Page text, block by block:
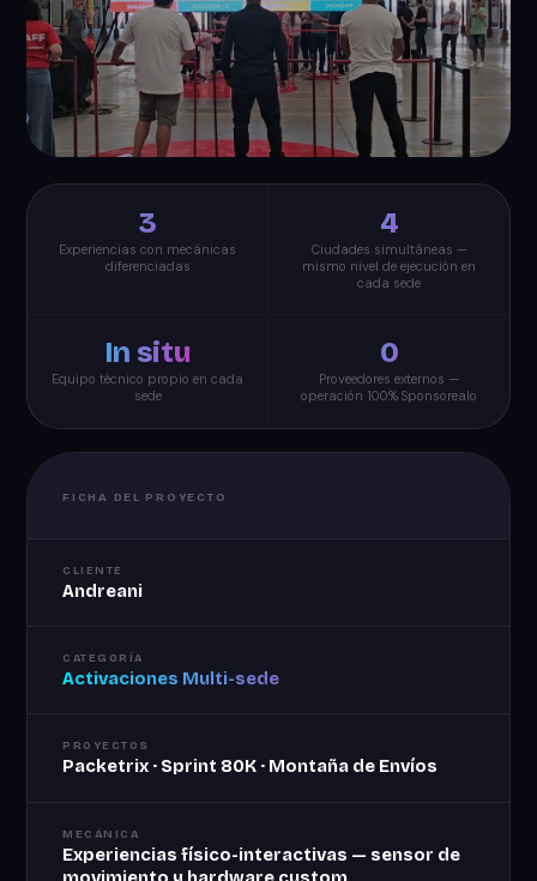
3
Experiencias con mecánicas
diferenciadas
4
Ciudades simultáneas —
mismo nivel de ejecución en
cada sede
In situ
Equipo técnico propio en cada
sede
0
Proveedores externos —
operación 100% Sponsorealo
FICHA DEL PROYECTO
CLIENTE
Andreani
CATEGORÍA
Activaciones Multi-sede
PROYECTOS
Packetrix · Sprint 80K · Montaña de Envíos
MECÁNICA
Experiencias físico-interactivas — sensor de